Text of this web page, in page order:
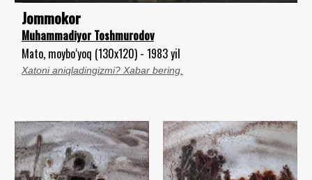
Jommokor
Muhammadiyor Toshmurodov
Mato, moybo‘yoq (130x120) - 1983 yil
Xatoni aniqladingizmi? Xabar bering.